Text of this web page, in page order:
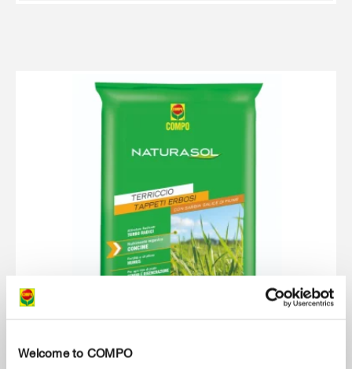
Welcome to COMPO